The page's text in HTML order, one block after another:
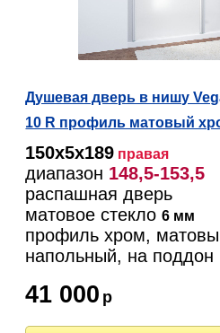
Душевая дверь в нишу
10 R профиль матовый
150х5х189 правая
диапазон 148,5-153,5
распашная дверь
матовое стекло6 мм
профиль хром,
напольный, на поддон
41 000 р